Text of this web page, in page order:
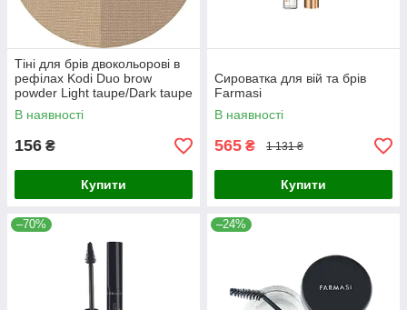
Тіні для брів двокольорові в
рефілах Kodi Duo brow
powder Light taupe/Dark taupe
(світлий сіро-коричневий/
темний сіро-коричневий),
В наявності
156 ₴
Купити
Сироватка для вій та брів
Farmasi
В наявності
565 ₴ 1 131 ₴
Купити
–70% –24%